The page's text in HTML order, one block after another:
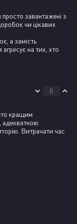
просто завантажені з
чи цікавих
а замість
агресує на тих, хто
0
кращим
адекватною
Витрачати час